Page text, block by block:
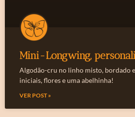
Mini-Longwing,
Algodão-cru no linho misto, bordado
iniciais, flores e uma abelhinha!
VER POST »